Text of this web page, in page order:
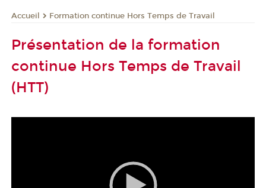
Accueil Formation continue Hors Temps de Travail
Présentation de la formation
continue Hors Temps de Travail
(HTT)